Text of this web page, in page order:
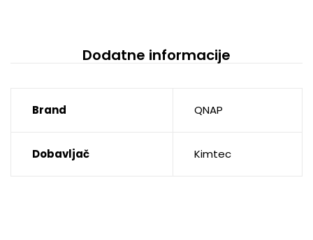
Dodatne informacije
Brand QNAP
Dobavljač Kimtec